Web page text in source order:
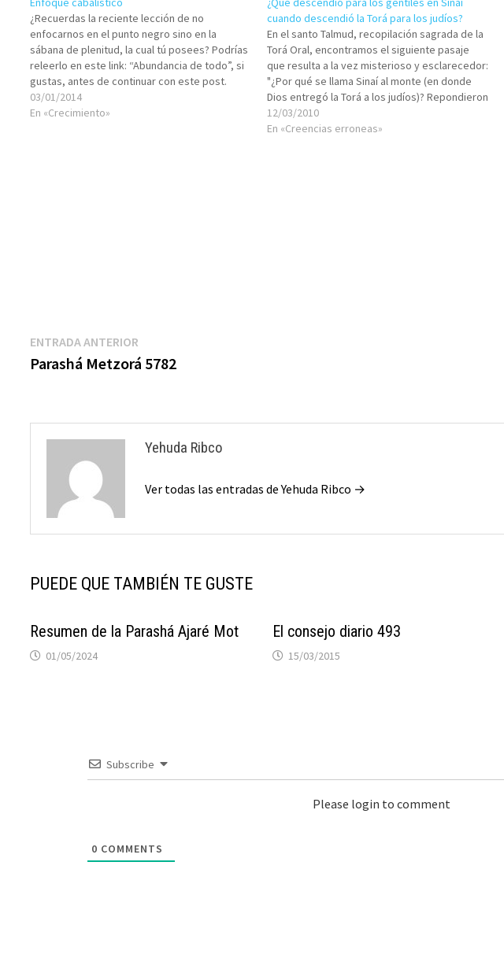
¿Recuerdas la reciente lección de no
enfocarnos en el punto negro sino en la
sábana de plenitud, la cual tú posees? Podrías
releerlo en este link: “Abundancia de todo”, si
gustas, antes de continuar con este post.
Muchos tienen la rutina de concentrarse en las
carencias, en las faltas, en…
03/01/2014
En «Crecimiento»
cuando descendió la Torá para los judíos?
En el santo Talmud, recopilación sagrada de la
Torá Oral, encontramos el siguiente pasaje
que resulta a la vez misterioso y esclarecedor:
"¿Por qué se llama Sinaí al monte (en donde
Dios entregó la Torá a los judíos)? Repondieron
los sabios: es el monte en que descendió la
envidia/odio (siná)…
12/03/2010
En «Creencias erroneas»
Navegación
de
ENTRADA ANTERIOR
anterior:
Parashá Metzorá 5782
Yehuda Ribco
Ver todas las entradas de Yehuda Ribco →
PUEDE QUE TAMBIÉN TE GUSTE
Resumen de la Parashá Ajaré Mot
01/05/2024
El consejo diario 493
15/03/2015
Subscribe
Please login to comment
0 COMMENTS